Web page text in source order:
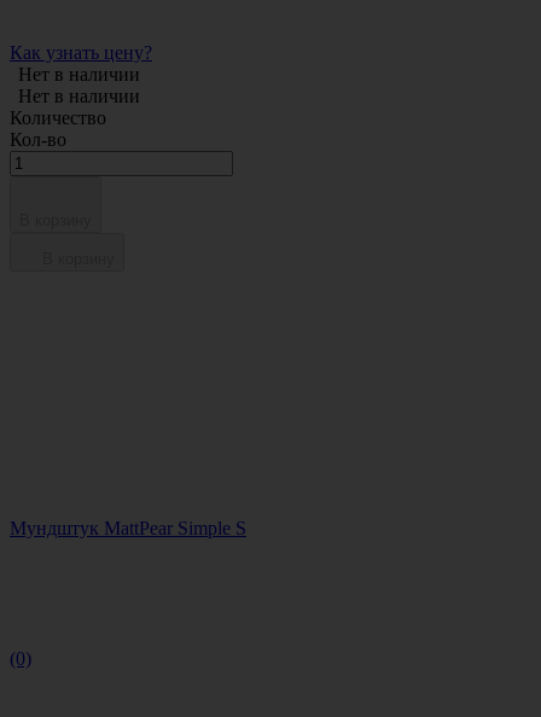
Как узнать цену?
Нет в наличии
Нет в наличии
Количество
Кол-во
Мундштук MattPear Simple S
(0)